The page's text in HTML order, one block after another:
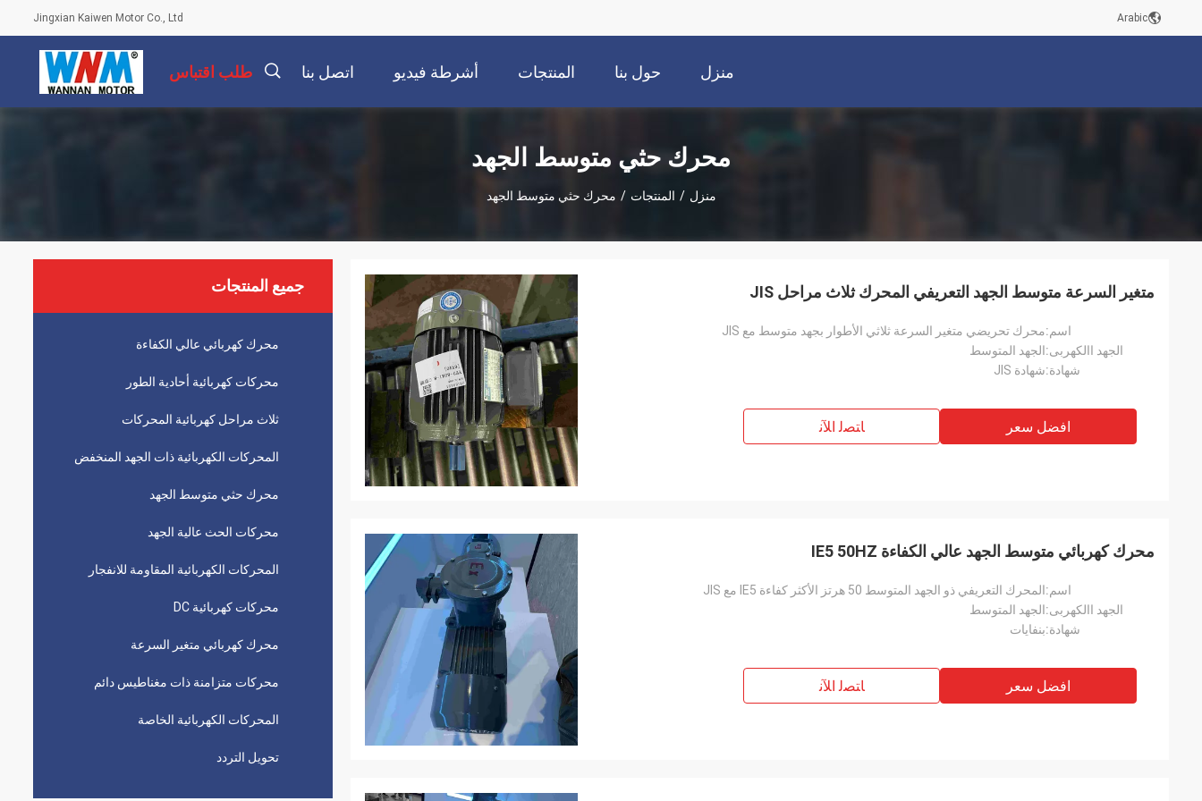
Jingxian Kaiwen Motor Co., Ltd Arabic
منزل حول بنا المنتجات أشرطة فيديو اتصل بنا طلب اقتباس
محرك حثي متوسط ​​الجهد
منزل / المنتجات / محرك حثي متوسط ​​الجهد
جميع المنتجات
محرك كهربائي عالي الكفاءة
محركات كهربائية أحادية الطور
ثلاث مراحل كهربائية المحركات
المحركات الكهربائية ذات الجهد المنخفض
محرك حثي متوسط ​​الجهد
محركات الحث عالية الجهد
المحركات الكهربائية المقاومة للانفجار
محركات كهربائية DC
محرك كهربائي متغير السرعة
محركات متزامنة ذات مغناطيس دائم
المحركات الكهربائية الخاصة
تحويل التردد
متغير السرعة متوسط ​​الجهد التعريفي المحرك ثلاث مراحل JIS
اسم:محرك تحريضي متغير السرعة ثلاثي الأطوار بجهد متوسط ​​مع JIS
الجهد االكهربى:الجهد المتوسط
شهادة:شهادة JIS
افضل سعر ﺎﺘﺼﻟ ﺍﻶﻧ
محرك كهربائي متوسط ​​الجهد عالي الكفاءة IE5 50HZ
اسم:المحرك التعريفي ذو الجهد المتوسط ​​50 هرتز الأكثر كفاءة IE5 مع JIS
الجهد االكهربى:الجهد المتوسط
شهادة:بنفايات
افضل سعر ﺎﺘﺼﻟ ﺍﻶﻧ